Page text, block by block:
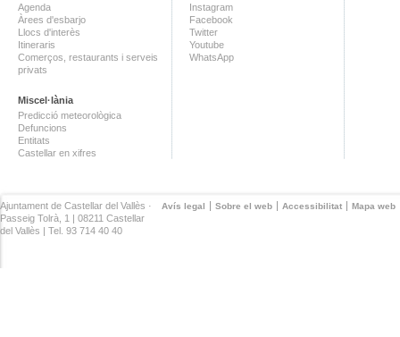
Agenda
Àrees d'esbarjo
Llocs d'interès
Itineraris
Comerços, restaurants i serveis
privats
Miscel·lània
Predicció meteorològica
Defuncions
Entitats
Castellar en xifres
Instagram
Facebook
Twitter
Youtube
WhatsApp
Avís legal Sobre el web Accessibilitat Mapa web
Ajuntament de Castellar del Vallès ·
Passeig Tolrà, 1 | 08211 Castellar
del Vallès | Tel. 93 714 40 40